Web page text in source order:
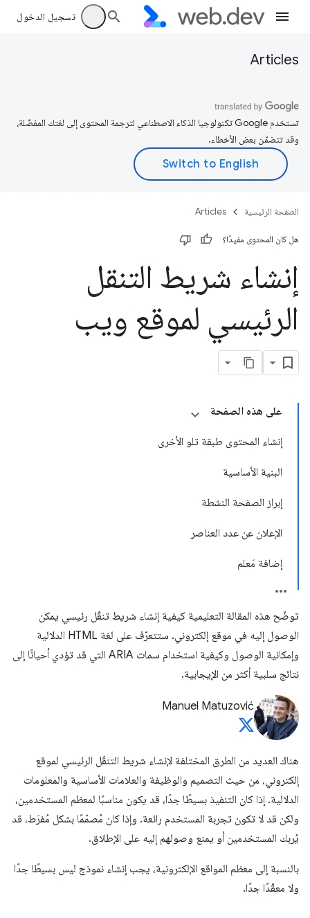
تسجيل الدخول
Articles
تستخدم Google تكنولوجيا الذكاء الاصطناعي لترجمة المحتوى إلى لغتك المفضّلة،
وقد تتضمّن بعض الأخطاء.
الصفحة الرئيسية Articles
هل كان المحتوى مفيدًا؟
إنشاء شريط التنقل
الرئيسي لموقع ويب
على هذه الصفحة
إنشاء المحتوى طبقة تلو الأخرى
البنية الأساسية
إبراز الصفحة النشطة
الإعلان عن عدد العناصر
إضافة مَعلم
توضّح هذه المقالة التعليمية كيفية إنشاء شريط تنقّل رئيسي يمكن
الوصول إليه في موقع إلكتروني. ستتعرّف على لغة HTML الدلالية
وإمكانية الوصول وكيفية استخدام سمات ARIA التي قد تؤدي أحيانًا إلى
نتائج سلبية أكثر من الإيجابية.
Manuel Matuzović
هناك العديد من الطرق المختلفة لإنشاء شريط التنقّل الرئيسي لموقع
إلكتروني، من حيث التصميم والوظيفة والعلامات الأساسية والمعلومات
الدلالية. إذا كان التنفيذ بسيطًا جدًا، قد يكون مناسبًا لمعظم المستخدمين،
ولكن قد لا تكون تجربة المستخدم رائعة. وإذا كان مُصمّمًا بشكل مُفرَط، قد
يُربك المستخدمين أو يمنع وصولهم إليه على الإطلاق.
بالنسبة إلى معظم المواقع الإلكترونية، يجب إنشاء نموذج ليس بسيطًا جدًا
ولا معقّدًا جدًا.